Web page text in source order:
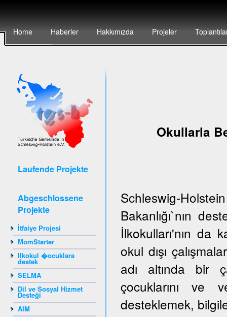
Home Haberler Hakkımızda Projeler
Laufende Projekte
Abgeschlossene
Projekte
İtfaiye Projesi
MomStarter
Ilkokul �ocuklara
destek
SELMA
Dil ve Sosyal Hizmet
Desteği
AIM
Okullarla
Schleswig-
Bakanlığı`nın
İlkokulları'nın da
okul dışı
adı altında bir
çocuklarını ve
desteklemek,